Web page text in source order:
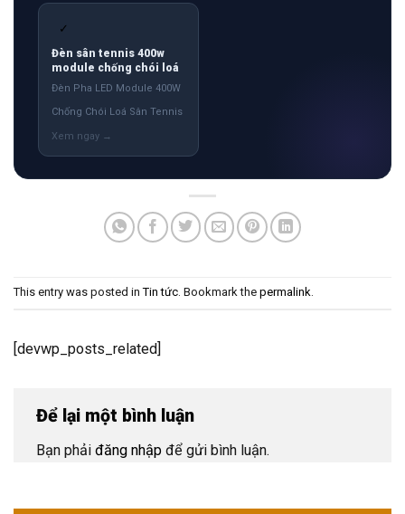
✓
Đèn sân tennis 400w
module chống chói loá
Đèn Pha LED Module 400W
Chống Chói Loá Sân Tennis
This entry was posted inTin tức. Bookmark the permalink.
[devwp_posts_related]
Để lại một bình luận
Bạn phải đăng nhập để gửi bình luận.